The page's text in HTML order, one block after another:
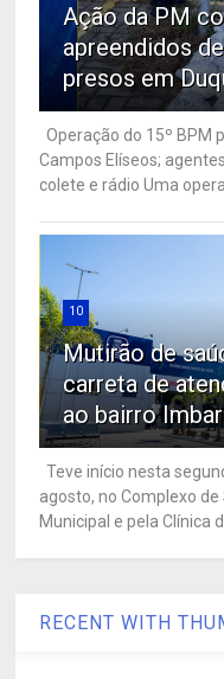
Ação da PM
apreendidos
presos em
Operação do 15º BPM
Campos Elíseos;
colete e rádio Uma
10
Mutirão de
carreta de
ao bairro
Teve início nesta
agosto, no Complexo
Municipal e pela Clínica
RECENT WITH